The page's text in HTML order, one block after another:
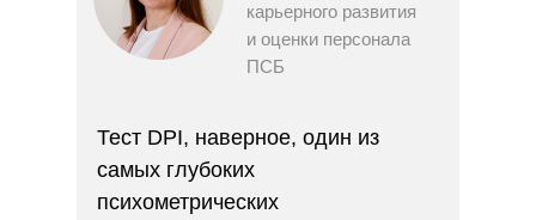
Тест DPI, наверное, один из
самых глубоких
психометрических
карьерного развития
и оценки персонала
ПСБ